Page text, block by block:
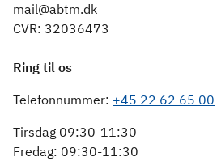
mail@abtm.dk
CVR: 32036473
Ring til os
Telefonnummer: +45 22 62 65 00
Tirsdag 09:30-11:30
Fredag: 09:30-11:30